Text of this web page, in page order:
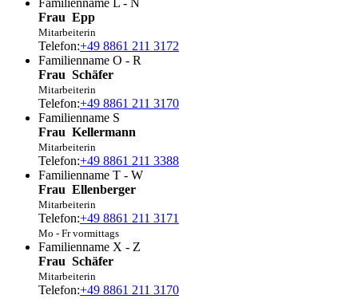
Familienname L - N
Frau Epp
Mitarbeiterin
Telefon:+49 8861 211 3172
Familienname O - R
Frau Schäfer
Mitarbeiterin
Telefon:+49 8861 211 3170
Familienname S
Frau Kellermann
Mitarbeiterin
Telefon:+49 8861 211 3388
Familienname T - W
Frau Ellenberger
Mitarbeiterin
Telefon:+49 8861 211 3171
Mo - Fr vormittags
Familienname X - Z
Frau Schäfer
Mitarbeiterin
Telefon:+49 8861 211 3170